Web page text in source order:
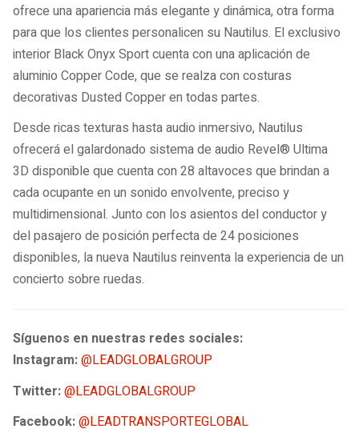
ofrece una apariencia más elegante y dinámica, otra forma
para que los clientes personalicen su Nautilus. El exclusivo
interior Black Onyx Sport cuenta con una aplicación de
aluminio Copper Code, que se realza con costuras
decorativas Dusted Copper en todas partes.
Desde ricas texturas hasta audio inmersivo, Nautilus
ofrecerá el galardonado sistema de audio Revel® Ultima
3D disponible que cuenta con 28 altavoces que brindan a
cada ocupante en un sonido envolvente, preciso y
multidimensional. Junto con los asientos del conductor y
del pasajero de posición perfecta de 24 posiciones
disponibles, la nueva Nautilus reinventa la experiencia de un
concierto sobre ruedas.
Síguenos en nuestras redes sociales:
Instagram:@LEADGLOBALGROUP
Twitter:@LEADGLOBALGROUP
Facebook:@LEADTRANSPORTEGLOBAL